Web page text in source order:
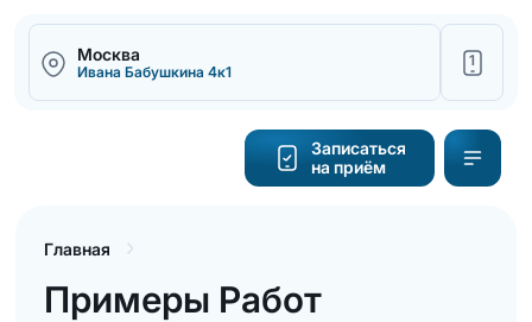
Москва
Ивана Бабушкина 4к1
1
Записаться
на приём
Главная
Примеры Работ
Написать